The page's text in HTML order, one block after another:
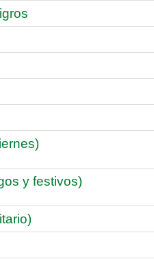
y festivos)